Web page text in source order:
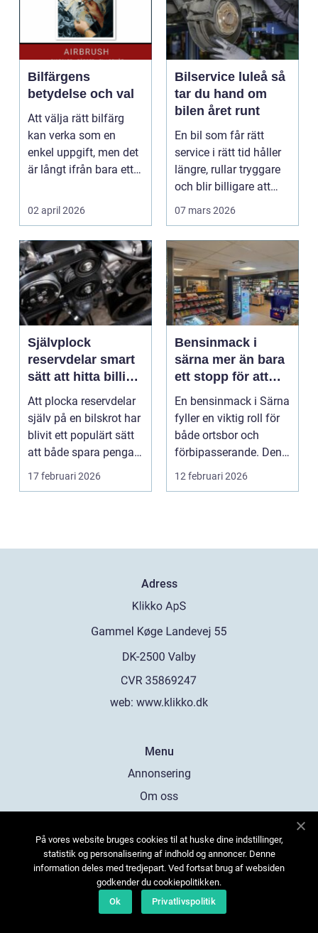
Bilfärgens
betydelse och val
Att välja rätt bilfärg
kan verka som en
enkel uppgift, men det
är långt ifrån bara ett
02 april 2026
Bilservice luleå så
tar du hand om
bilen året runt
En bil som får rätt
service i rätt tid håller
längre, rullar tryggare
och blir billigare att
äga. I ...
07 mars 2026
Självplock
reservdelar smart
sätt att hitta billiga
bildelar
Att plocka reservdelar
själv på en bilskrot har
blivit ett populärt sätt
att både spara pengar
och g...
17 februari 2026
Bensinmack i
särna mer än bara
ett stopp för att
tanka
En bensinmack i Särna
fyller en viktig roll för
både ortsbor och
förbipasserande. Den
fungerar som e...
12 februari 2026
Adress
web: www.klikko.dk
Menu
Annonsering
Om oss
Kontakta oss
Sitemap
På vores website bruges cookies til at huske dine indstillinger,
statistik og personalisering af indhold og annoncer. Denne
information deles med tredjepart. Ved fortsat brug af websiden
godkender du cookiepolitikken.
Ok
Privatlivspolitik